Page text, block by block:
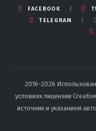
FACEBOOK
TELEGRAM
2016-2026
условиях лицензии
источник и указанием